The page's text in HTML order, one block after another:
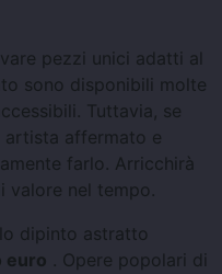
pezzi unici adatti al
sono disponibili molte
Tuttavia, se
affermato e
farlo. Arricchirà
valore nel tempo.
dipinto astratto
euro . Opere popolari di